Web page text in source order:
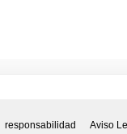
responsabilidad Aviso